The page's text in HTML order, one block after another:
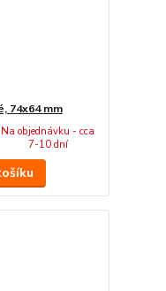
74x64 mm
Na objednávku - cca
7-10 dní